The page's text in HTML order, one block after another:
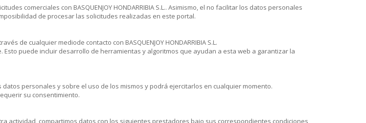
comerciales con BASQUENJOY HONDARRIBIA S.L.. Asimismo, el no facilitar los datos personales
de procesar las solicitudes realizadas en este portal.
de cualquier mediode contacto con BASQUENJOY HONDARRIBIA S.L.
puede incluir desarrollo de herramientas y algoritmos que ayudan a esta web a garantizar la
personales y sobre el uso de los mismos y podrá ejercitarlos en cualquier momento.
su consentimiento.
actividad, compartimos datos con los siguientes prestadores bajo sus correspondientes condiciones